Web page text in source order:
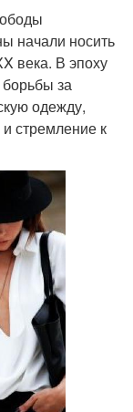
начали носить
века. В эпоху
за
одежду,
стремление к